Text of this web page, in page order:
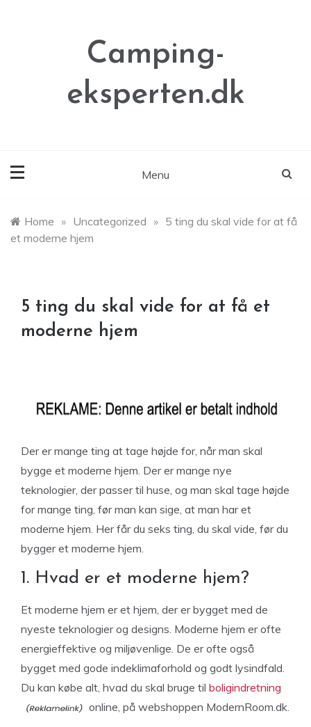
Camping-
eksperten.dk
Menu
Home » Uncategorized » 5 ting du skal vide for at få
et moderne hjem
5 ting du skal vide for at få et
moderne hjem
Der er mange ting at tage højde for, når man skal
bygge et moderne hjem. Der er mange nye
teknologier, der passer til huse, og man skal tage højde
for mange ting, før man kan sige, at man har et
moderne hjem. Her får du seks ting, du skal vide, før du
bygger et moderne hjem.
1. Hvad er et moderne hjem?
Et moderne hjem er et hjem, der er bygget med de
nyeste teknologier og designs. Moderne hjem er ofte
energieffektive og miljøvenlige. De er ofte også
bygget med gode indeklimaforhold og godt lysindfald.
Du kan købe alt, hvad du skal bruge til boligindretning
online, på webshoppen ModernRoom.dk.